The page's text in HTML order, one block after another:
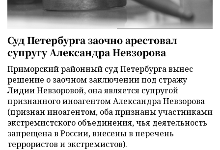
Суд Петербурга заочно арестовал
супругу Александра Невзорова
Приморский районный суд Петербурга вынес
решение о заочном заключении под стражу
Лидии Невзоровой, она является супругой
признанного иноагентом Александра Невзорова
(признан иноагентом, оба признаны участниками
экстремистского объединения, чья деятельность
запрещена в России, внесены в перечень
террористов и экстремистов).